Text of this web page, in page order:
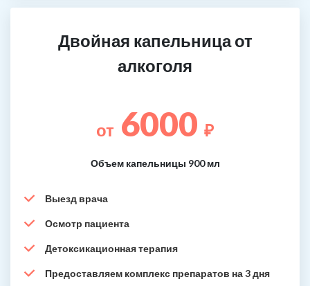
Двойная капельница от
алкоголя
от 6000 ₽
Объем капельницы 900 мл
Выезд врача
Осмотр пациента
Детоксикационная терапия
Предоставляем комплекс препаратов на 3 дня